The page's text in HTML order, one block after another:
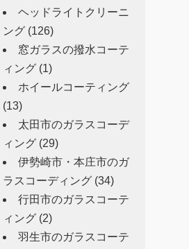
ヘッドライトクリーニ
ング (126)
窓ガラスの撥水コーテ
ィング (1)
ホイールコーティング
(13)
太田市のガラスコーデ
ィング (29)
伊勢崎市・本庄市のガ
ラスコーディング (34)
行田市のガラスコーテ
ィング (2)
羽生市のガラスコーテ